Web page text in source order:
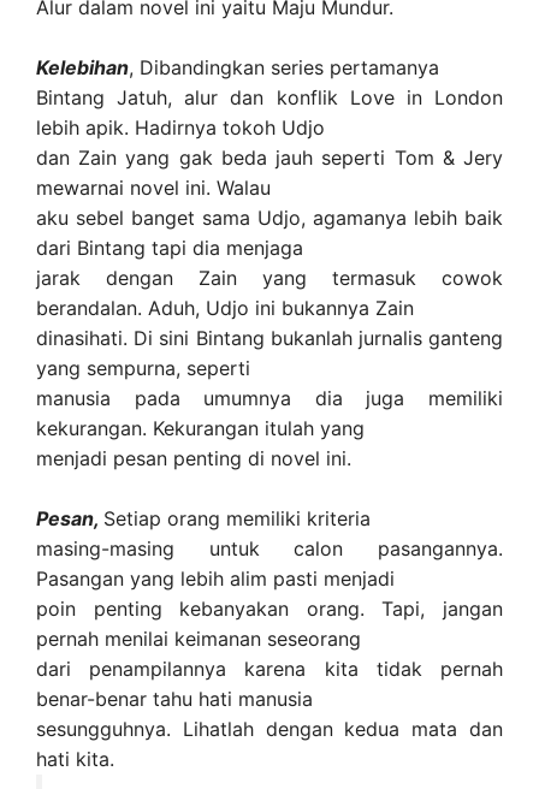
Alur dalam novel ini yaitu Maju Mundur.
Kelebihan, Dibandingkan series pertamanya
Bintang Jatuh, alur dan konflik Love in London
lebih apik. Hadirnya tokoh Udjo
dan Zain yang gak beda jauh seperti Tom & Jery
mewarnai novel ini. Walau
aku sebel banget sama Udjo, agamanya lebih baik
dari Bintang tapi dia menjaga
jarak dengan Zain yang termasuk cowok
berandalan. Aduh, Udjo ini bukannya Zain
dinasihati. Di sini Bintang bukanlah jurnalis ganteng
yang sempurna, seperti
manusia pada umumnya dia juga memiliki
kekurangan. Kekurangan itulah yang
menjadi pesan penting di novel ini.
Pesan, Setiap orang memiliki kriteria
masing-masing untuk calon pasangannya.
Pasangan yang lebih alim pasti menjadi
poin penting kebanyakan orang. Tapi, jangan
pernah menilai keimanan seseorang
dari penampilannya karena kita tidak pernah
benar-benar tahu hati manusia
sesungguhnya. Lihatlah dengan kedua mata dan
hati kita.